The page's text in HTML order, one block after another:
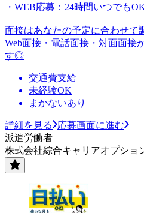
・WEB応募：24時間いつでも
面接はあなたの予定に合わせて
Web面接・電話面接・対面面接
す◎
交通費支給
未経験OK
まかないあり
詳細を見る
応募画面に進む
派遣労働者
株式会社綜合キャリアオプショ